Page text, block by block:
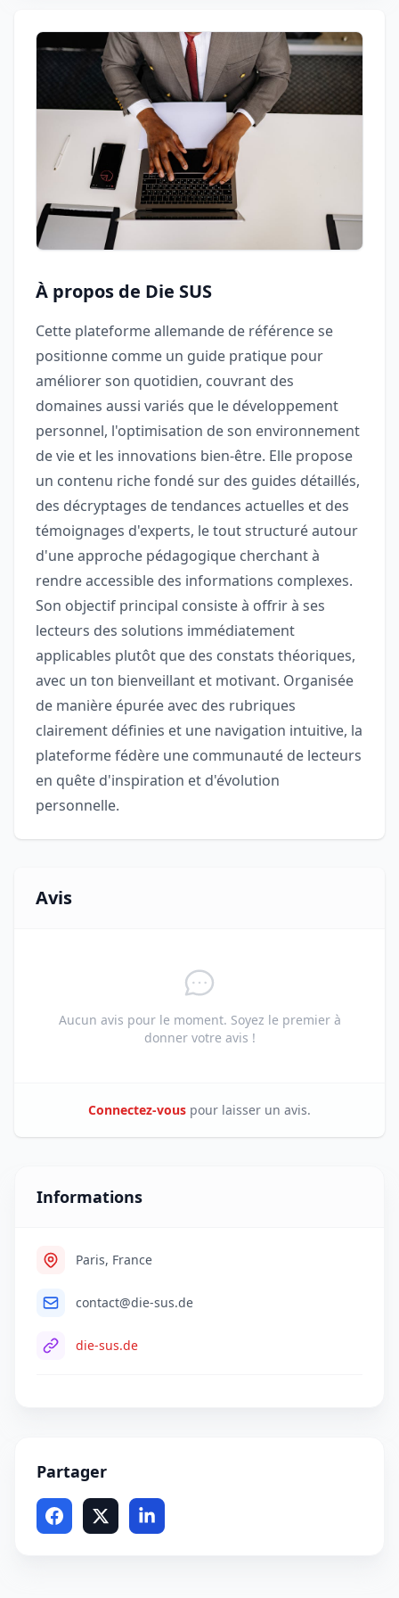
À propos de Die SUS
Cette plateforme allemande de référence se
positionne comme un guide pratique pour
améliorer son quotidien, couvrant des
domaines aussi variés que le développement
personnel, l'optimisation de son environnement
de vie et les innovations bien-être. Elle propose
un contenu riche fondé sur des guides détaillés,
des décryptages de tendances actuelles et des
témoignages d'experts, le tout structuré autour
d'une approche pédagogique cherchant à
rendre accessible des informations complexes.
Son objectif principal consiste à offrir à ses
lecteurs des solutions immédiatement
applicables plutôt que des constats théoriques,
avec un ton bienveillant et motivant. Organisée
de manière épurée avec des rubriques
clairement définies et une navigation intuitive, la
plateforme fédère une communauté de lecteurs
en quête d'inspiration et d'évolution
personnelle.
Avis
Aucun avis pour le moment. Soyez le premier à
donner votre avis !
Connectez-vous pour laisser un avis.
Informations
Paris, France
contact@die-sus.de
die-sus.de
Partager